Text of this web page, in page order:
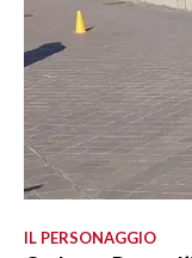
IL PERSONAGGIO